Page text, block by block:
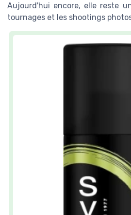
Aujourd'hui encore, elle reste
tournages et les shootings